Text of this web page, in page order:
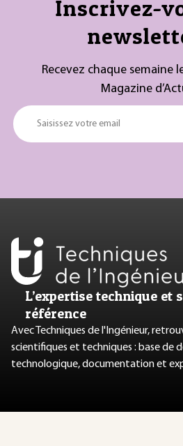
Inscrivez-
Recevez chaque semaine
Magazine
Saisissez votre email
L’expertise technique et
référence
Avec Techniques de l'Ingénieur,
scientifiques et techniques : base de
technologique, documentation et